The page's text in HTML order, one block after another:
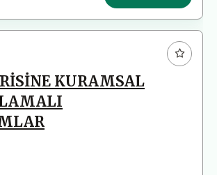
KURAMSAL